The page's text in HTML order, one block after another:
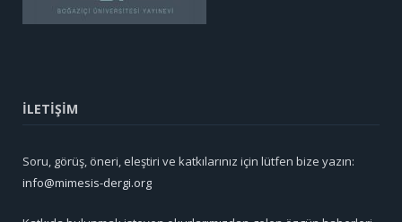
İLETİŞİM
Soru, görüş, öneri, eleştiri ve katkılarınız için lütfen bize yazın:
info@mimesis-dergi.org